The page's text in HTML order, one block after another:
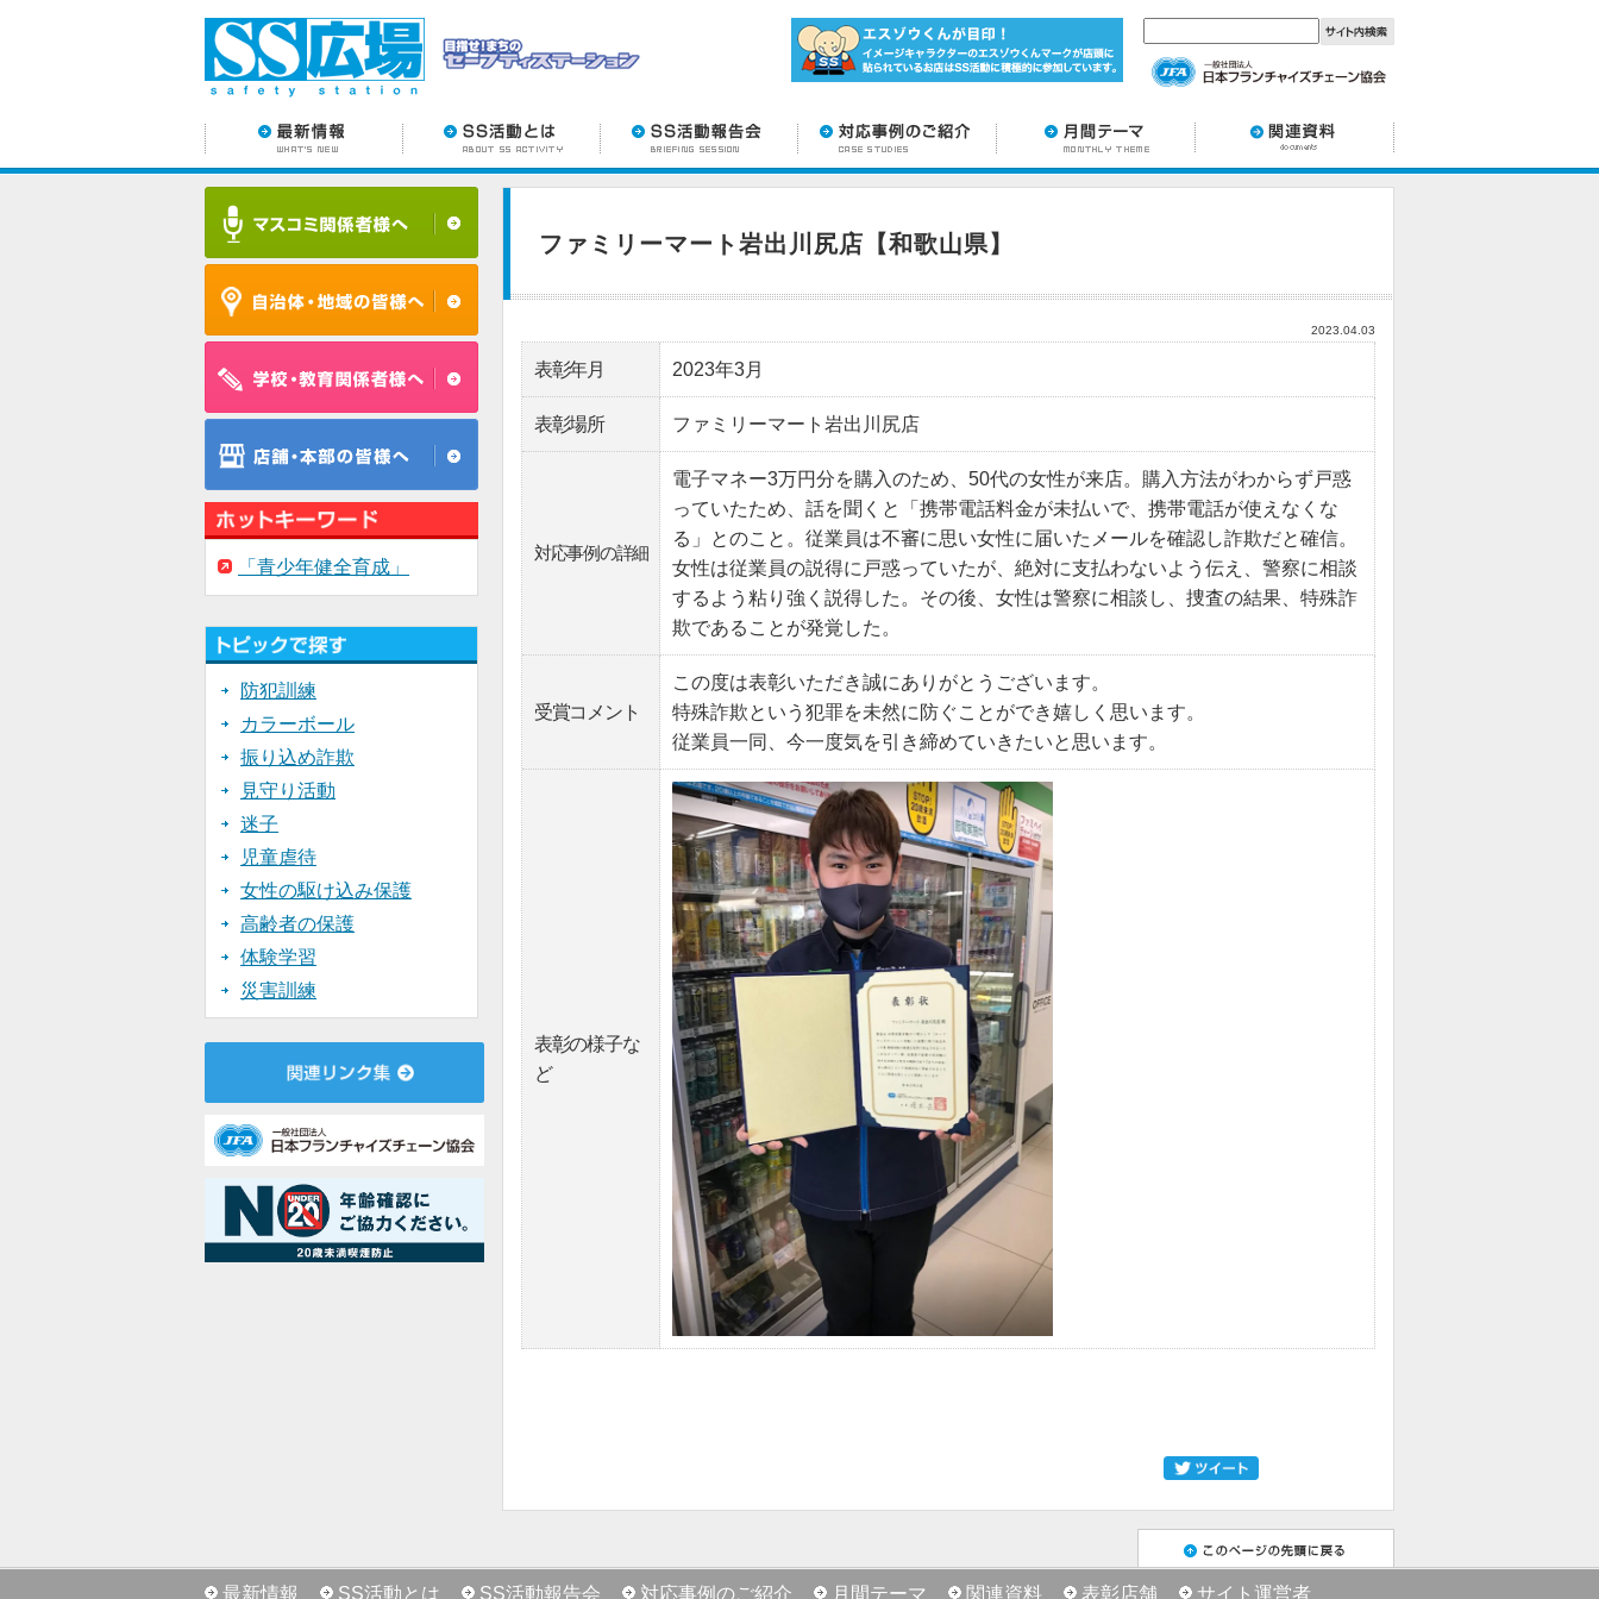
「青少年健全育成」
防犯訓練
カラーボール
振り込め詐欺
見守り活動
迷子
児童虐待
女性の駆け込み保護
高齢者の保護
体験学習
災害訓練
ファミリーマート岩出川尻店【和歌山県】
2023.04.03
表彰年月 2023年3月
表彰場所 ファミリーマート岩出川尻店
対応事例の詳細
電子マネー3万円分を購入のため、50代の女性が来店。購入方法がわからず戸惑
っていたため、話を聞くと「携帯電話料金が未払いで、携帯電話が使えなくな
る」とのこと。従業員は不審に思い女性に届いたメールを確認し詐欺だと確信。
女性は従業員の説得に戸惑っていたが、絶対に支払わないよう伝え、警察に相談
するよう粘り強く説得した。その後、女性は警察に相談し、捜査の結果、特殊詐
欺であることが発覚した。
受賞コメント
この度は表彰いただき誠にありがとうございます。
特殊詐欺という犯罪を未然に防ぐことができ嬉しく思います。
従業員一同、今一度気を引き締めていきたいと思います。
表彰の様子な
ど
最新情報 SS活動とは SS活動報告会 対応事例のご紹介 月間テーマ 関連資料 表彰店舗 サイト運営者